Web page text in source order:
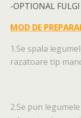
-OPTIONAL FULGI
MOD DE
1.Se spala
razatoare tip
2.Se pun